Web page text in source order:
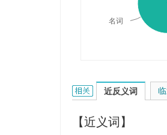
名词
season的相关资料：
近反义词
【近义词】